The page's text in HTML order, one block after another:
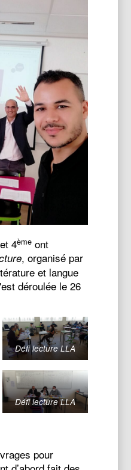
et 4ème ont
, organisé par
et langue
déroulée le 26
Défi lecture LLA
Défi lecture LLA
pour